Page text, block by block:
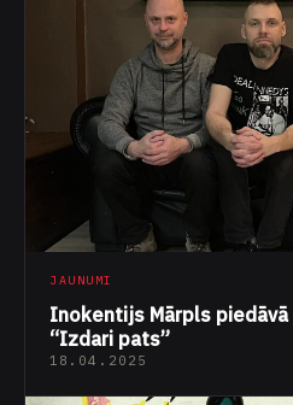
JAUNUMI
Inokentijs Mārpls piedāvā
“Izdari pats”
18.04.2025